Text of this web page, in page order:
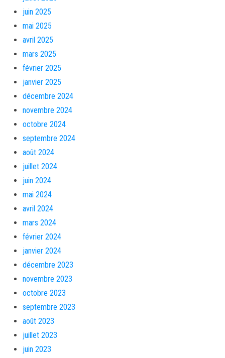
juin 2025
mai 2025
avril 2025
mars 2025
février 2025
janvier 2025
décembre 2024
novembre 2024
octobre 2024
septembre 2024
août 2024
juillet 2024
juin 2024
mai 2024
avril 2024
mars 2024
février 2024
janvier 2024
décembre 2023
novembre 2023
octobre 2023
septembre 2023
août 2023
juillet 2023
juin 2023